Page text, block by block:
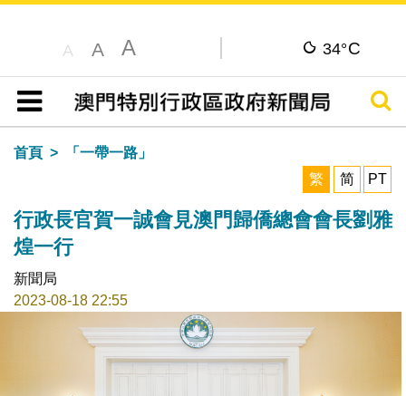
A A A 34°C
目錄
搜尋
首頁
「一帶一路」
繁
简 PT
行政長官賀一誠會見澳門歸僑總會會長劉雅
煌一行
新聞局
2023-08-18 22:55